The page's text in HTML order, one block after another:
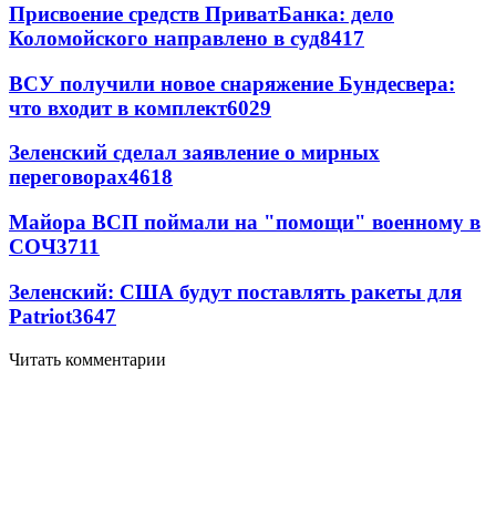
Присвоение средств ПриватБанка: дело
Коломойского направлено в суд8417
ВСУ получили новое снаряжение Бундесвера:
что входит в комплект6029
Зеленский сделал заявление о мирных
переговорах4618
Майора ВСП поймали на "помощи" военному в
СОЧ3711
Зеленский: США будут поставлять ракеты для
Patriot3647
Читать комментарии